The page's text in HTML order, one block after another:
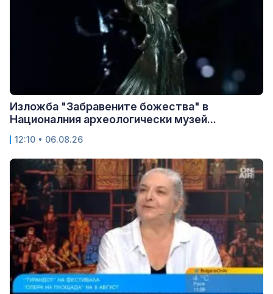
Изложба "Забравените божества" в
Националния археологически музей...
12:10 • 06.08.26